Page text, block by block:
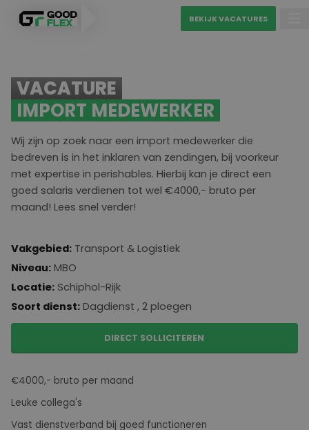
BEKIJK VACATURES
MATCH MIJN CV
VAKGEBIEDEN
BEKIJK VACATURES
Diensten
Detacheren
Werving & selectie
Ons sollicitatieproces
Blogs
Contact
VACATURE
IMPORT MEDEWERKER
Wij zijn op zoek naar een import medewerker die
bedreven is in het inklaren van zendingen, bij voorkeur
met expertise in perishables. Hierbij kan je direct een
goed salaris verdienen tot wel €4000,- bruto per
maand! Lees snel verder!
Vakgebied: Transport & Logistiek
Niveau: MBO
Locatie: Schiphol-Rijk
Soort dienst: Dagdienst , 2 ploegen
DIRECT SOLLICITEREN
€4000,- bruto per maand
Leuke collega's
Vast dienstverband bij goed functioneren